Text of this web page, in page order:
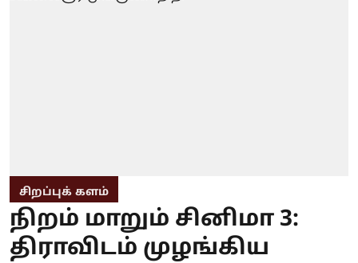
சிறப்புக் களம்
நிறம் மாறும் சினிமா 3:
திராவிடம் முழங்கிய